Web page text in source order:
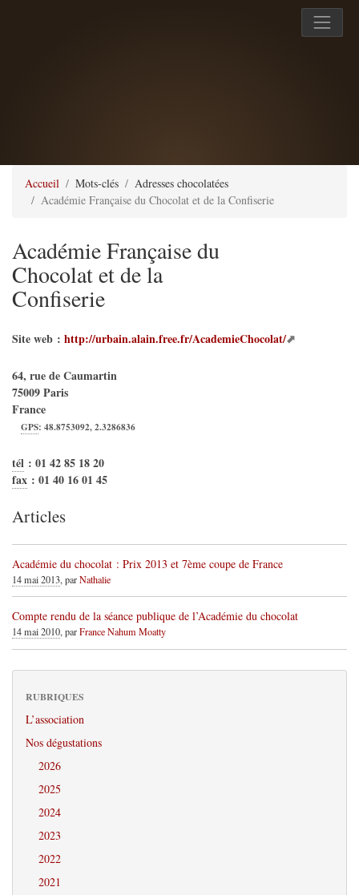
Accueil Mots-clés
Adresses chocolatées
Académie Française du Chocolat et de la Confiserie
Académie Française du
Chocolat et de la
Confiserie
Site web : http://urbain.alain.free.fr/AcademieChocolat/
64, rue de Caumartin
75009Paris
France
GPS:48.8753092,2.3286836
tél : 01 42 85 18 20
fax : 01 40 16 01 45
Articles
Académie du chocolat : Prix 2013 et 7ème coupe de France
14 mai 2013, parNathalie
Compte rendu de la séance publique de l’Académie du chocolat
14 mai 2010, parFrance Nahum Moatty
RUBRIQUES
L’association
Nos dégustations
2026
2025
2024
2023
2022
2021